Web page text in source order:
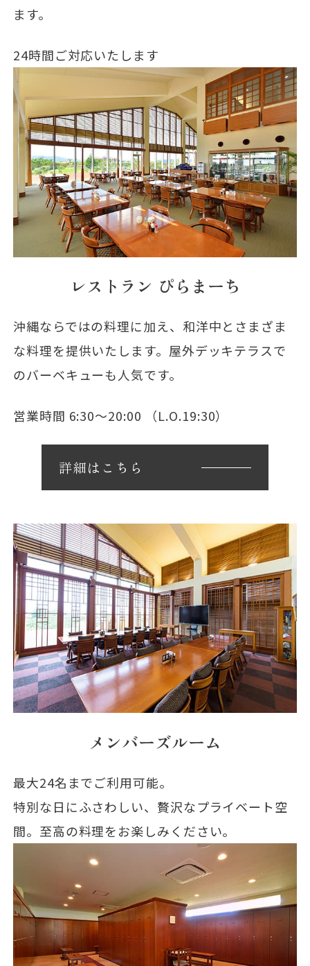
ます。
24時間ご対応いたします
レストラン ぴらまーち
沖縄ならではの料理に加え、和洋中とさまざま
な料理を提供いたします。屋外デッキテラスで
のバーベキューも人気です。
営業時間 6:30～20:00 （L.O.19:30）
詳細はこちら
メンバーズルーム
最大24名までご利用可能。
特別な日にふさわしい、贅沢なプライベート空
間。至高の料理をお楽しみください。